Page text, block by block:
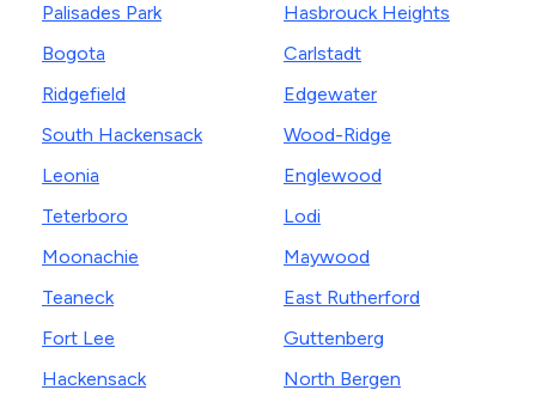
Palisades Park
Bogota
Ridgefield
South Hackensack
Leonia
Teterboro
Moonachie
Teaneck
Fort Lee
Hackensack
Hasbrouck Heights
Carlstadt
Edgewater
Wood-Ridge
Englewood
Lodi
Maywood
East Rutherford
Guttenberg
North Bergen